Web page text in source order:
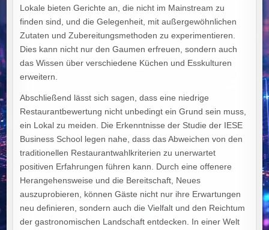
Lokale bieten Gerichte an, die nicht im Mainstream zu
finden sind, und die Gelegenheit, mit außergewöhnlichen
Zutaten und Zubereitungsmethoden zu experimentieren.
Dies kann nicht nur den Gaumen erfreuen, sondern auch
das Wissen über verschiedene Küchen und Esskulturen
erweitern.
Abschließend lässt sich sagen, dass eine niedrige
Restaurantbewertung nicht unbedingt ein Grund sein muss,
ein Lokal zu meiden. Die Erkenntnisse der Studie der IESE
Business School legen nahe, dass das Abweichen von den
traditionellen Restaurantwahlkriterien zu unerwartet
positiven Erfahrungen führen kann. Durch eine offenere
Herangehensweise und die Bereitschaft, Neues
auszuprobieren, können Gäste nicht nur ihre Erwartungen
neu definieren, sondern auch die Vielfalt und den Reichtum
der gastronomischen Landschaft entdecken. In einer Welt